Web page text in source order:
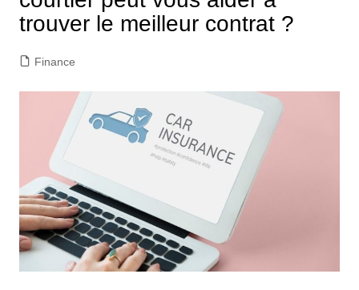
trouver le meilleur contrat ?
Finance